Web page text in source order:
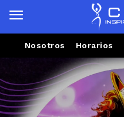
Nosotros Horarios